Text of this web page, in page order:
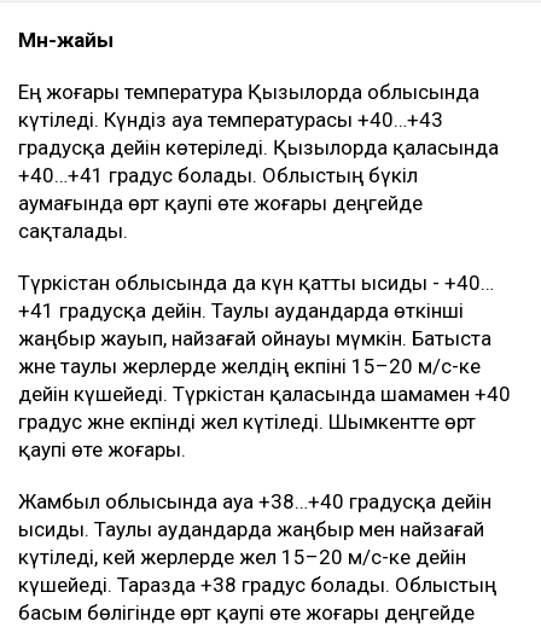
Мән-жайы
Ең жоғары температура Қызылорда облысында
күтіледі. Күндіз ауа температурасы +40…+43
градусқа дейін көтеріледі. Қызылорда қаласында
+40…+41 градус болады. Облыстың бүкіл
аумағында өрт қаупі өте жоғары деңгейде
сақталады.
Түркістан облысында да күн қатты ысиды - +40…
+41 градусқа дейін. Таулы аудандарда өткінші
жаңбыр жауып, найзағай ойнауы мүмкін. Батыста
және таулы жерлерде желдің екпіні 15–20 м/с-ке
дейін күшейеді. Түркістан қаласында шамамен +40
градус және екпінді жел күтіледі. Шымкентте өрт
қаупі өте жоғары.
Жамбыл облысында ауа +38…+40 градусқа дейін
ысиды. Таулы аудандарда жаңбыр мен найзағай
күтіледі, кей жерлерде жел 15–20 м/с-ке дейін
күшейеді. Таразда +38 градус болады. Облыстың
басым бөлігінде өрт қаупі өте жоғары деңгейде